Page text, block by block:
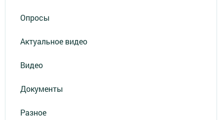
Опросы
Актуальное видео
Видео
Документы
Разное